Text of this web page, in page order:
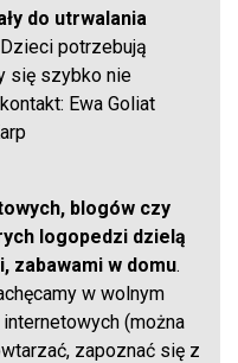
do utrwalania
potrzebują
się szybko nie
Ewa Goliat
blogów czy
logopedzi dzielą
zabawami w domu.
w wolnym
(można
zapoznać się z